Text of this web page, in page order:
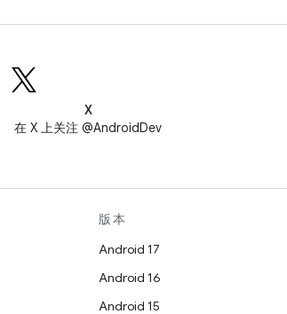
X
在 X 上关注 @AndroidDev
版本
Android 17
Android 16
Android 15